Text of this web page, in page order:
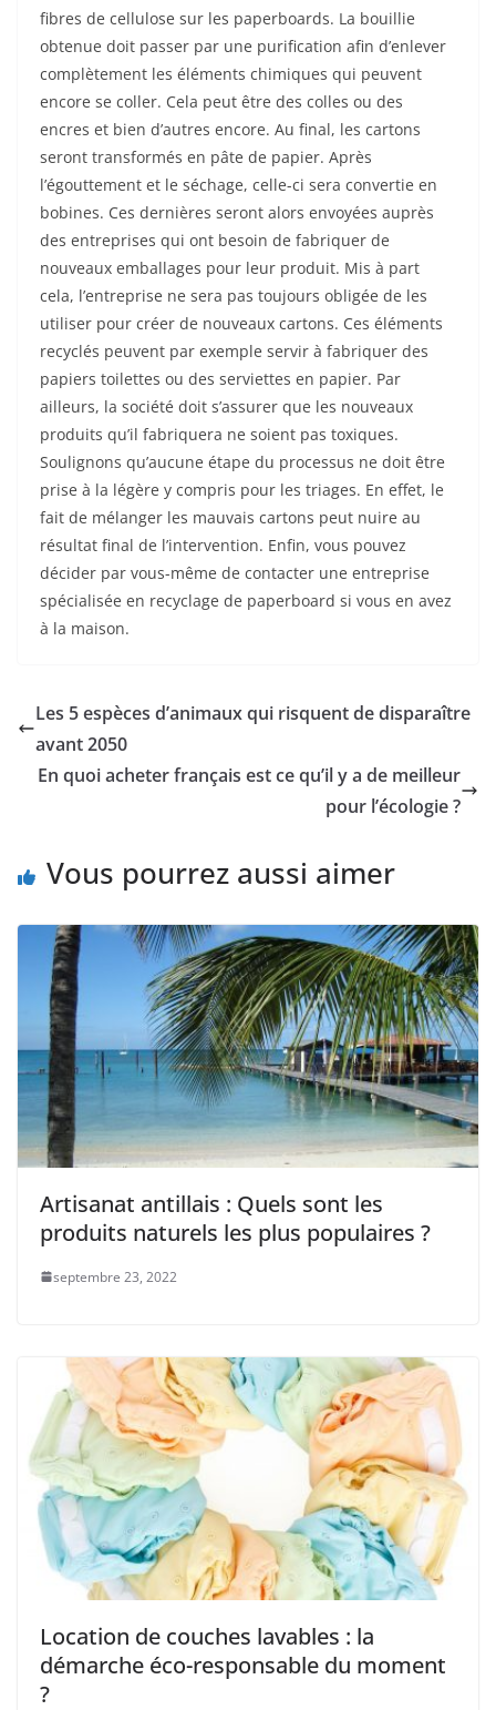
fibres de cellulose sur les paperboards. La bouillie
obtenue doit passer par une purification afin d’enlever
complètement les éléments chimiques qui peuvent
encore se coller. Cela peut être des colles ou des
encres et bien d’autres encore. Au final, les cartons
seront transformés en pâte de papier. Après
l’égouttement et le séchage, celle-ci sera convertie en
bobines. Ces dernières seront alors envoyées auprès
des entreprises qui ont besoin de fabriquer de
nouveaux emballages pour leur produit. Mis à part
cela, l’entreprise ne sera pas toujours obligée de les
utiliser pour créer de nouveaux cartons. Ces éléments
recyclés peuvent par exemple servir à fabriquer des
papiers toilettes ou des serviettes en papier. Par
ailleurs, la société doit s’assurer que les nouveaux
produits qu’il fabriquera ne soient pas toxiques.
Soulignons qu’aucune étape du processus ne doit être
prise à la légère y compris pour les triages. En effet, le
fait de mélanger les mauvais cartons peut nuire au
résultat final de l’intervention. Enfin, vous pouvez
décider par vous-même de contacter une entreprise
spécialisée en recyclage de paperboard si vous en avez
à la maison.
Les 5 espèces d’animaux qui risquent de disparaître
avant 2050
En quoi acheter français est ce qu’il y a de meilleur
pour l’écologie ?
Vous pourrez aussi aimer
Artisanat antillais : Quels sont les
produits naturels les plus populaires ?
septembre 23, 2022
Location de couches lavables : la
démarche éco-responsable du moment
?